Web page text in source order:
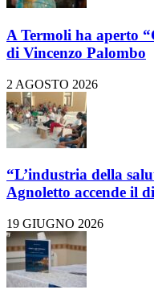
A Termoli ha aperto
di Vincenzo Palombo
2 AGOSTO 2026
“L’industria della
Agnoletto accende il
19 GIUGNO 2026